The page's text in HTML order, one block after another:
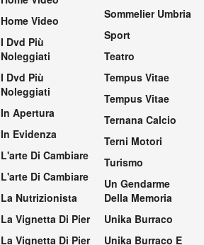
Home Video
I Dvd Più
Noleggiati
I Dvd Più
Noleggiati
In Apertura
In Evidenza
L'arte Di Cambiare
L'arte Di Cambiare
La Nutrizionista
La Vignetta Di Pier
La Vignetta Di Pier
Sommelier Umbria
Sport
Teatro
Tempus Vitae
Tempus Vitae
Ternana Calcio
Terni Motori
Turismo
Un Gendarme
Della Memoria
Unika Burraco
Unika Burraco E